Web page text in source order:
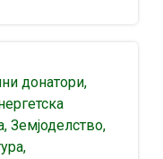
донатори,
, Земјоделство,
,